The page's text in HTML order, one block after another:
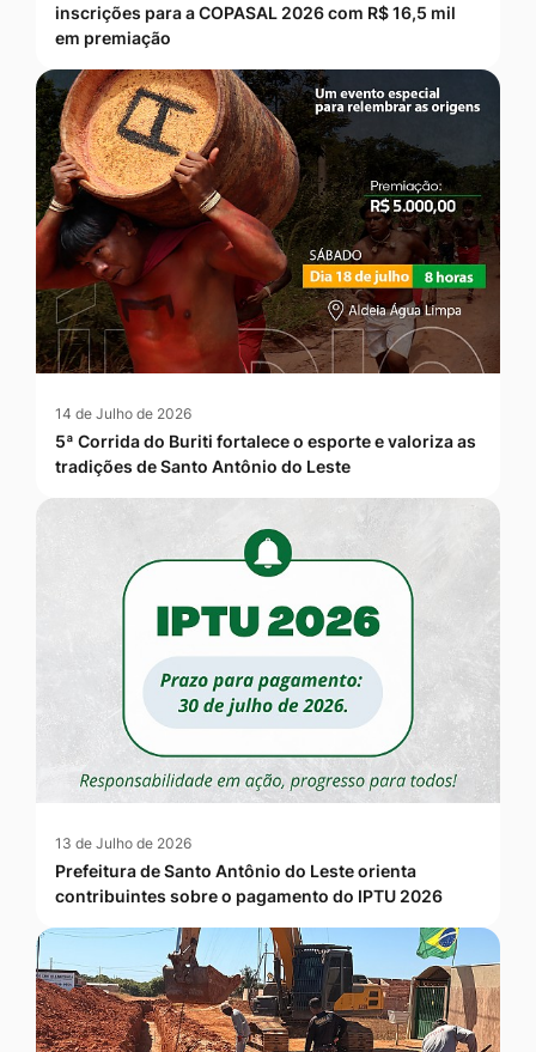
inscrições para a COPASAL 2026 com R$ 16,5 mil
em premiação
14 de Julho de 2026
5ª Corrida do Buriti fortalece o esporte e valoriza as
tradições de Santo Antônio do Leste
13 de Julho de 2026
Prefeitura de Santo Antônio do Leste orienta
contribuintes sobre o pagamento do IPTU 2026